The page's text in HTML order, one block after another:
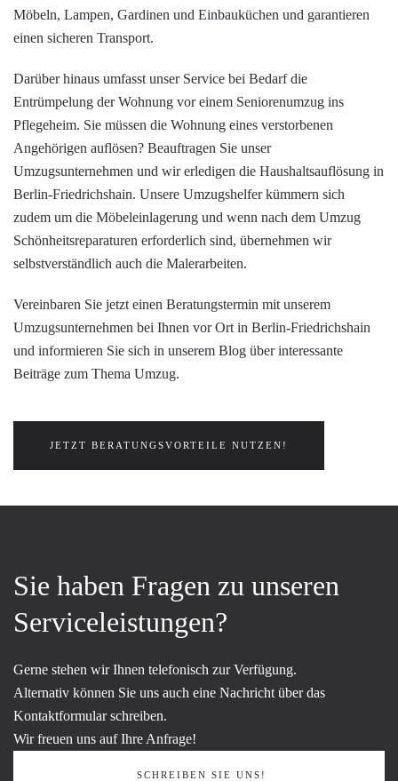
Möbeln, Lampen, Gardinen und Einbauküchen und garantieren
einen sicheren Transport.
Darüber hinaus umfasst unser Service bei Bedarf die
Entrümpelung der Wohnung vor einem Seniorenumzug ins
Pflegeheim. Sie müssen die Wohnung eines verstorbenen
Angehörigen auflösen? Beauftragen Sie unser
Umzugsunternehmen und wir erledigen die Haushaltsauflösung in
Berlin-Friedrichshain. Unsere Umzugshelfer kümmern sich
zudem um die Möbeleinlagerung und wenn nach dem Umzug
Schönheitsreparaturen erforderlich sind, übernehmen wir
selbstverständlich auch die Malerarbeiten.
Vereinbaren Sie jetzt einen Beratungstermin mit unserem
Umzugsunternehmen bei Ihnen vor Ort in Berlin-Friedrichshain
und informieren Sie sich in unserem Blog über interessante
Beiträge zum Thema Umzug.
JETZT BERATUNGSVORTEILE NUTZEN!
Sie haben Fragen zu unseren
Serviceleistungen?
Gerne stehen wir Ihnen telefonisch zur Verfügung.
Alternativ können Sie uns auch eine Nachricht über das
Kontaktformular schreiben.
Wir freuen uns auf Ihre Anfrage!
SCHREIBEN SIE UNS!